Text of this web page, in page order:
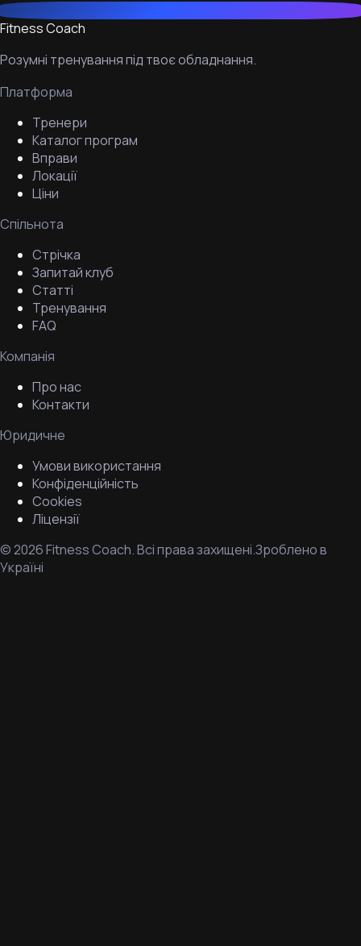
Fitness Coach
Розумні тренування під твоє обладнання.
Платформа
Тренери
Каталог програм
Вправи
Локації
Ціни
Спільнота
Стрічка
Запитай клуб
Статті
Тренування
FAQ
Компанія
Про нас
Контакти
Юридичне
Умови використання
Конфіденційність
Cookies
Ліцензії
©2026Fitness Coach.Всі права захищені.Зроблено в
Україні